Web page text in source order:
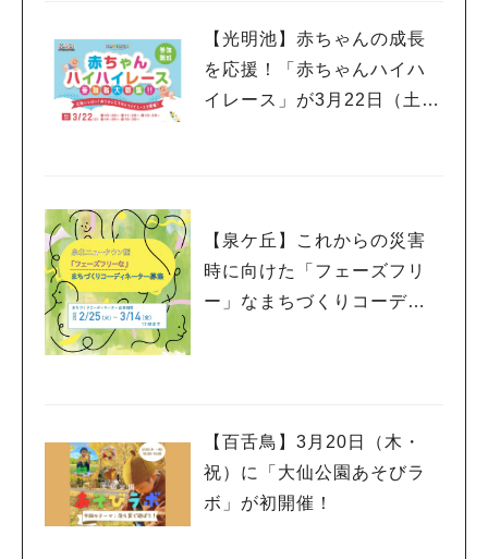
【光明池】赤ちゃんの成長
を応援！「赤ちゃんハイハ
イレース」が3月22日（土）
【泉ケ丘】これからの災害
時に向けた「フェーズフリ
ー」なまちづくりコーディ
【百舌鳥】3月20日（木・
祝）に「大仙公園あそびラ
ボ」が初開催！